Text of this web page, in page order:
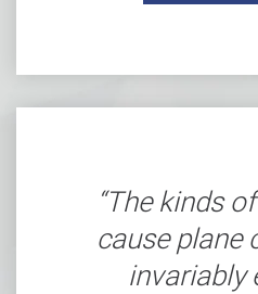
The kinds
cause plane
invariably